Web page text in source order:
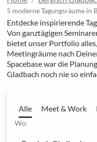
5 moderne Tagungsräume in
Entdecke inspirierende
Von ganztägigen
bietet unser Portfolio
Meetingräume nach
Spacebase war die
Gladbach noch nie so
Alle Meet & Work
Wo: